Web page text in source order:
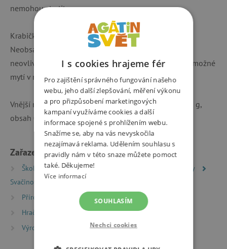
nemohou ztratit.
Krabička je vyrobena z bezpečného polypropylenu.
Neobsahuje žádné škodlivé látky, je bez zápachu,
neovlivňuje vůni nápoje. Krabička se snadno čistí, je možné
mytí v myčce.
Vnější rozměry jsou 17,7 x 12,9 x 6 cm, hmotnost 110 g,
obsah 0,9 l.
Zařazeno v kategoriích
Školní batohy a aktovky
Školní potřeby a pomůcky
Svačinové boxy
Příroda a sport
Pití a svačiny na výlety
Hračky dle typu
Výrobci
Step by Step
I s cookies hrajeme fér
Pro zajištění správného fungování našeho
webu, jeho další zlepšování, měření výkonu
a pro přizpůsobení marketingových
kampaní využíváme cookies a další
informace spojené s prohlížením webu.
Snažíme se, aby na vás nevyskočila
nezajímavá reklama. Udělením souhlasu s
pravidly nám v této snaze můžete pomoct
také. Děkujeme!
Více informací
SOUHLASÍM
Nechci cookies